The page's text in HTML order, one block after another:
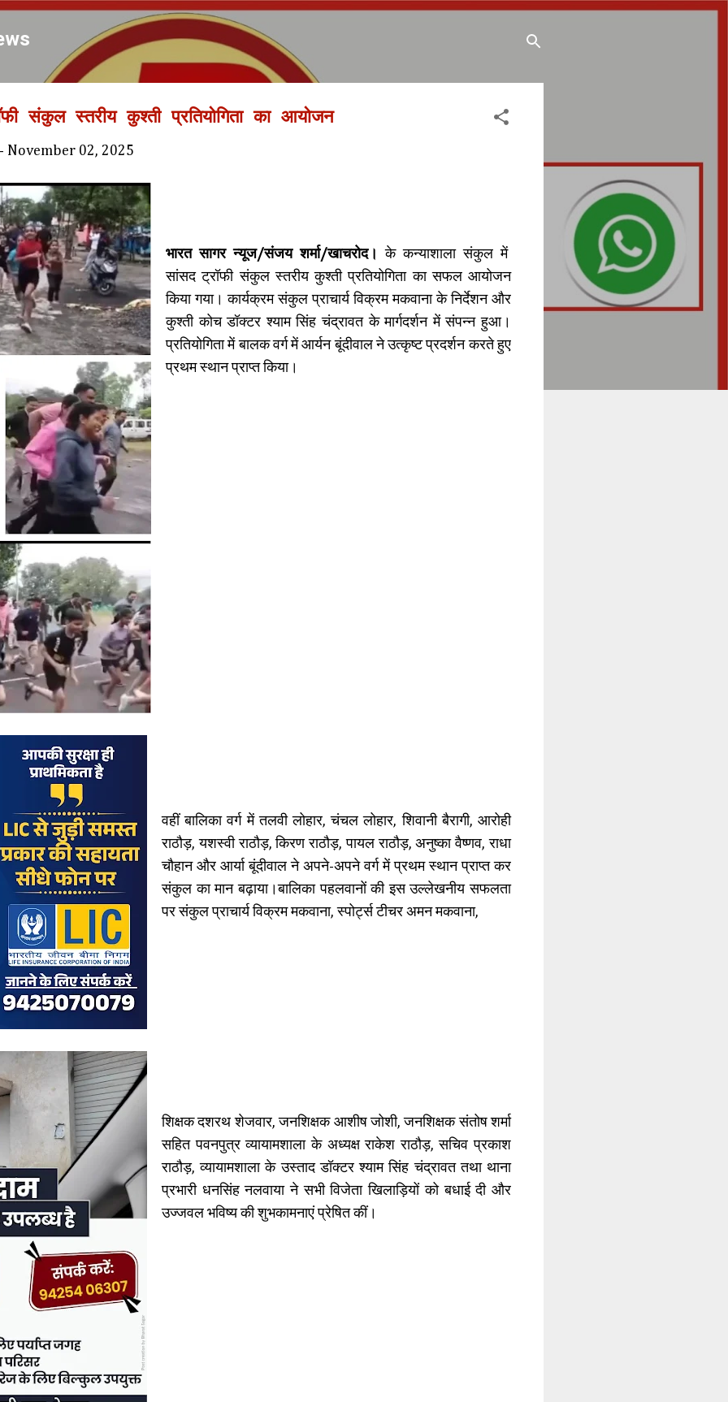
Skip to main content
संकुल स्तरीय कुश्ती प्रतियोगिता का आयोजन
- November 02, 2025
भारत सागर न्यूज/संजय शर्मा/खाचरोद।
के कन्याशाला संकुल में
सांसद ट्रॉफी संकुल स्तरीय कुश्ती प्रतियोगिता का सफल आयोजन
किया गया। कार्यक्रम संकुल प्राचार्य विक्रम मकवाना के निर्देशन और
कुश्ती कोच डॉक्टर श्याम सिंह चंद्रावत के मार्गदर्शन में संपन्न हुआ।
प्रतियोगिता में बालक वर्ग में आर्यन बूंदीवाल ने उत्कृष्ट प्रदर्शन करते हुए
प्रथम स्थान प्राप्त किया।
वहीं बालिका वर्ग में तलवी लोहार, चंचल लोहार, शिवानी बैरागी, आरोही
राठौड़, यशस्वी राठौड़, किरण राठौड़, पायल राठौड़, अनुष्का वैष्णव, राधा
चौहान और आर्या बूंदीवाल ने अपने-अपने वर्ग में प्रथम स्थान प्राप्त कर
संकुल का मान बढ़ाया।बालिका पहलवानों की इस उल्लेखनीय सफलता
पर संकुल प्राचार्य विक्रम मकवाना, स्पोर्ट्स टीचर अमन मकवाना,
शिक्षक दशरथ शेजवार, जनशिक्षक आशीष जोशी, जनशिक्षक संतोष शर्मा
सहित पवनपुत्र व्यायामशाला के अध्यक्ष राकेश राठौड़, सचिव प्रकाश
राठौड़, व्यायामशाला के उस्ताद डॉक्टर श्याम सिंह चंद्रावत तथा थाना
प्रभारी धनसिंह नलवाया ने सभी विजेता खिलाड़ियों को बधाई दी और
उज्जवल भविष्य की शुभकामनाएं प्रेषित कीं।